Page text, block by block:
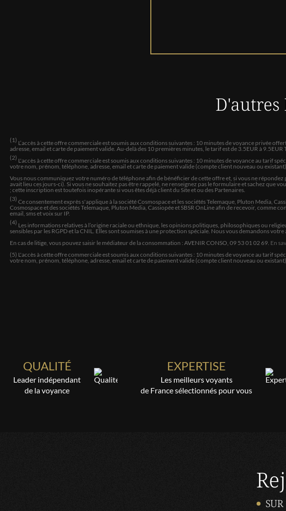
D'autres
(1) L’accès à cette offre commerciale est soumis aux conditions suivantes : 10 minutes de voyance privée
adresse, email et carte de paiement valide. Au-delà des 10 premières minutes, le tarif est de 3.5EUR à
(2) L'accès à cette offre commerciale est soumis aux conditions suivantes : 10 minutes de voyance au tarif
votre nom, prénom, téléphone, adresse, email et carte de paiement valide (compte client nouveau ou
Vous nous communiquez votre numéro de téléphone afin de bénéficier de cette offre et, si vous ne
avait lieu ces jours-ci). Si vous ne souhaitez pas être rappelé, ne renseignez pas le formulaire et sachez que
; cette inscription est toutefois inopérante si vous êtes déjà client du Site et ou des Partenaires.
(3) Ce consentement exprès s'applique à la société Cosmospace et les sociétés Telemaque, Pluton Media,
Cosmospace et des sociétés Telemaque, Pluton Media, Cassiopée et SBSR OnLine afin de recevoir,
email, sms et voix sur IP.
(4) Les informations relatives à l’origine raciale ou ethnique, les opinions politiques, philosophiques ou
sensibles par les RGPD et la CNIL. Elles sont soumises à une protection spéciale. Nous vous demandons
En cas de litige, vous pouvez saisir le médiateur de la consommation : AVENIR CONSO, 09 53 01 02 69. En
(5) L'accès à cette offre commerciale est soumis aux conditions suivantes : 10 minutes de voyance au tarif
votre nom, prénom, téléphone, adresse, email et carte de paiement valide (compte client nouveau ou
QUALITÉ
Leader indépendant
de la voyance
EXPERTISE
Les meilleurs voyants
de France sélectionnés pour vous